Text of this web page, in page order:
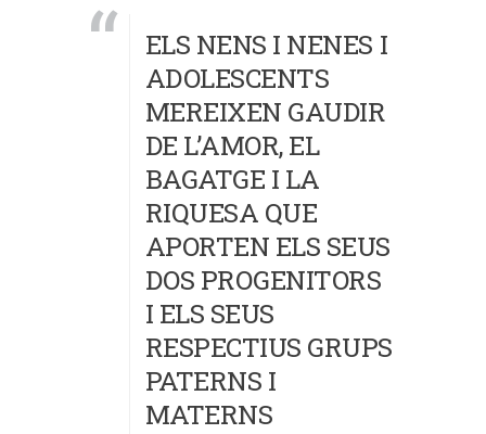
ELS NENS I NENES I
ADOLESCENTS
MEREIXEN GAUDIR
DE L’AMOR, EL
BAGATGE I LA
RIQUESA QUE
APORTEN ELS SEUS
DOS PROGENITORS
I ELS SEUS
RESPECTIUS GRUPS
PATERNS I
MATERNS